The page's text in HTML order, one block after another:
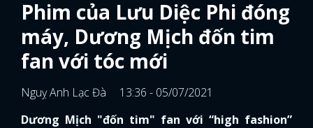
Phim của Lưu Diệc Phi đóng
máy, Dương Mịch đốn tim
fan với tóc mới
Nguỵ Anh Lạc Đà
13:36 - 05/07/2021
Dương Mịch "đốn tim" fan với “high fashion”